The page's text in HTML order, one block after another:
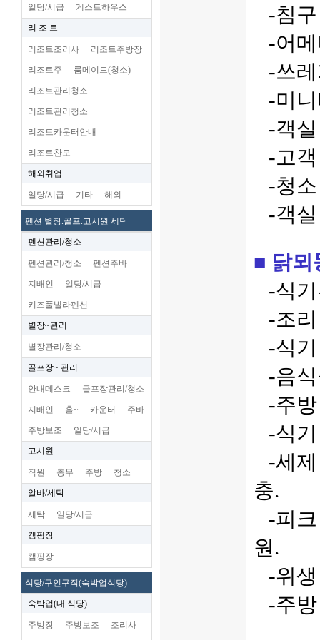
일당/시급 게스트하우스
리 조 트
리조트조리사 리조트주방장
리조트주 룸메이드(청소)
리조트관리청소
리조트관리청소
리조트카운터안내
리조트찬모
해외취업
일당/시급 기타 해외
펜션 별장.골프.고시원 세탁
펜션관리/청소
펜션관리/청소 펜션주바
지배인 일당/시급
키즈풀빌라펜션
별장~관리
별장관리/청소
골프장~ 관리
안내데스크 골프장관리/청소
지배인 홀~ 카운터 주바
주방보조 일당/시급
고시원
직원 총무 주방 청소
알바/세탁
세탁 일당/시급
캠핑장
캠핑장
식당/구인구직(숙박업식당)
숙박업(내 식당)
주방장 주방보조 조리사
-침구
-어메
-쓰레
-미니
-객실
-고객
-청소
-객실
■ 닭뫼
-식기
-조리
-식기
-음식
-주방
-식기
-세제
충.
-피크
원.
-위생
-주방